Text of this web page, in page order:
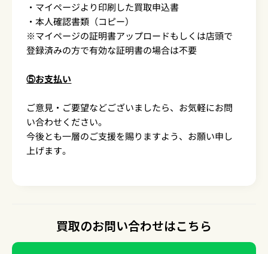
・マイページより印刷した買取申込書
・本人確認書類（コピー）
※マイページの証明書アップロードもしくは店頭で
登録済みの方で有効な証明書の場合は不要
⑤お支払い
ご意見・ご要望などございましたら、お気軽にお問
い合わせください。
今後とも一層のご支援を賜りますよう、お願い申し
上げます。
買取のお問い合わせはこちら